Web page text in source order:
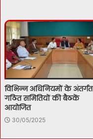
विभिन्न अधिनियमों के अंतर्गत
गठित समितियों की बैठकें
आयोजित
30/05/2025